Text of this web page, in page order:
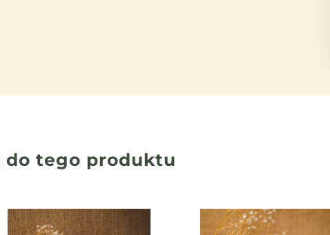
do tego produktu